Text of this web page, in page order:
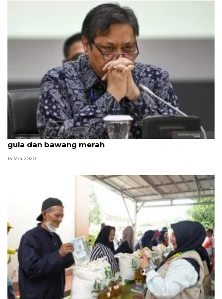
Airlangga jamin tindak oknum lambungkan harga
gula dan bawang merah
13 Mei 2020